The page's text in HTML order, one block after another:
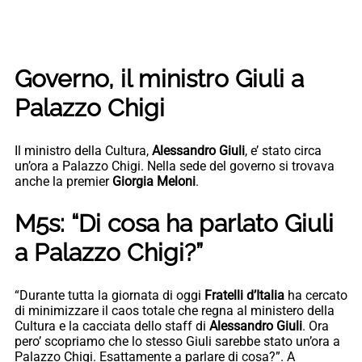
Governo, il ministro Giuli a
Palazzo Chigi
Il ministro della Cultura, Alessandro Giuli, e’ stato circa
un’ora a Palazzo Chigi. Nella sede del governo si trovava
anche la premier Giorgia Meloni.
M5s: “Di cosa ha parlato Giuli
a Palazzo Chigi?”
“Durante tutta la giornata di oggi Fratelli d’Italia ha cercato
di minimizzare il caos totale che regna al ministero della
Cultura e la cacciata dello staff di Alessandro Giuli. Ora
pero’ scopriamo che lo stesso Giuli sarebbe stato un’ora a
Palazzo Chigi. Esattamente a parlare di cosa?”. A